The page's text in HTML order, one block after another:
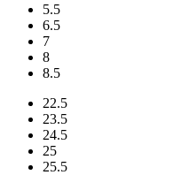
5.5
6.5
7
8
8.5
22.5
23.5
24.5
25
25.5